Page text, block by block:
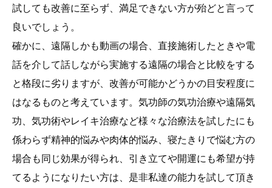
試しても改善に至らず、満足できない方が殆どと言って
良いでしょう。
確かに、遠隔しかも動画の場合、直接施術したときや電
話を介して話しながら実施する遠隔の場合と比較をする
と格段に劣りますが、改善が可能かどうかの目安程度に
はなるものと考えています。気功師の気功治療や遠隔気
功、気功術やレイキ治療など様々な治療法を試したにも
係わらず精神的悩みや肉体的悩み、寝たきりで悩む方の
場合も同じ効果が得られ、引き立てや開運にも希望が持
てるようになりたい方は、是非私達の能力を試して頂き